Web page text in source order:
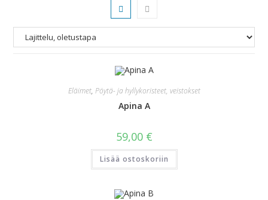
Eläimet, Pöytä- ja hyllykoristeet, veistokset
Apina A
59,00 €
Lisää ostoskoriin